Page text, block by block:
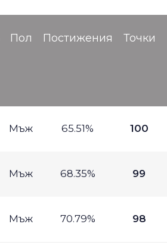
Пол Постижения Точки
Мъж 65.51% 100
Мъж 68.35% 99
Мъж 70.79% 98